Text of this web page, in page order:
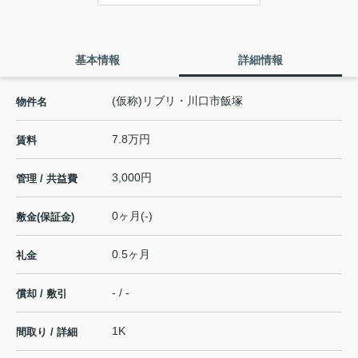
基本情報 詳細情報
物件名 (仮称)リブリ・川口市飯塚
賃料 7.8万円
管理 / 共益費 3,000円
敷金(保証金) 0ヶ月(-)
礼金 0.5ヶ月
償却 / 敷引 - / -
間取り / 詳細 1K